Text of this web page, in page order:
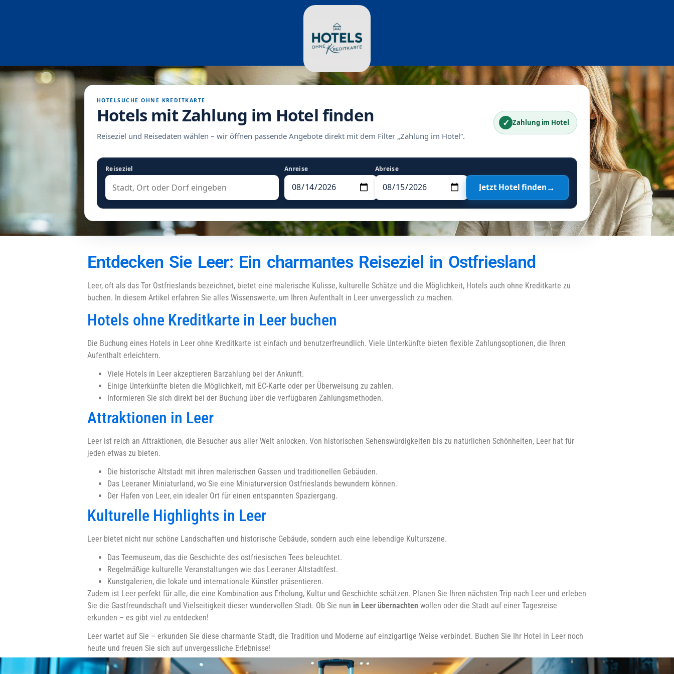
HOTELSUCHE OHNE KREDITKARTE
Hotels mit Zahlung im Hotel finden
Reiseziel und Reisedaten wählen – wir öffnen passende Angebote direkt mit dem Filter „Zahlung im Hotel“.
✓ Zahlung im Hotel
Reiseziel Anreise Abreise
Jetzt Hotel finden→
Entdecken Sie Leer: Ein charmantes Reiseziel in Ostfriesland
Leer, oft als das Tor Ostfrieslands bezeichnet, bietet eine malerische Kulisse, kulturelle Schätze und die Möglichkeit, Hotels auch ohne Kreditkarte zu
buchen. In diesem Artikel erfahren Sie alles Wissenswerte, um Ihren Aufenthalt in Leer unvergesslich zu machen.
Hotels ohne Kreditkarte in Leer buchen
Die Buchung eines Hotels in Leer ohne Kreditkarte ist einfach und benutzerfreundlich. Viele Unterkünfte bieten flexible Zahlungsoptionen, die Ihren
Aufenthalt erleichtern.
Viele Hotels in Leer akzeptieren Barzahlung bei der Ankunft.
Einige Unterkünfte bieten die Möglichkeit, mit EC-Karte oder per Überweisung zu zahlen.
Informieren Sie sich direkt bei der Buchung über die verfügbaren Zahlungsmethoden.
Attraktionen in Leer
Leer ist reich an Attraktionen, die Besucher aus aller Welt anlocken. Von historischen Sehenswürdigkeiten bis zu natürlichen Schönheiten, Leer hat für
jeden etwas zu bieten.
Die historische Altstadt mit ihren malerischen Gassen und traditionellen Gebäuden.
Das Leeraner Miniaturland, wo Sie eine Miniaturversion Ostfrieslands bewundern können.
Der Hafen von Leer, ein idealer Ort für einen entspannten Spaziergang.
Kulturelle Highlights in Leer
Leer bietet nicht nur schöne Landschaften und historische Gebäude, sondern auch eine lebendige Kulturszene.
Das Teemuseum, das die Geschichte des ostfriesischen Tees beleuchtet.
Regelmäßige kulturelle Veranstaltungen wie das Leeraner Altstadtfest.
Kunstgalerien, die lokale und internationale Künstler präsentieren.
Zudem ist Leer perfekt für alle, die eine Kombination aus Erholung, Kultur und Geschichte schätzen. Planen Sie Ihren nächsten Trip nach Leer und erleben
Sie die Gastfreundschaft und Vielseitigkeit dieser wundervollen Stadt. Ob Sie nun in Leer übernachten wollen oder die Stadt auf einer Tagesreise
erkunden – es gibt viel zu entdecken!
Leer wartet auf Sie – erkunden Sie diese charmante Stadt, die Tradition und Moderne auf einzigartige Weise verbindet. Buchen Sie Ihr Hotel in Leer noch
heute und freuen Sie sich auf unvergessliche Erlebnisse!